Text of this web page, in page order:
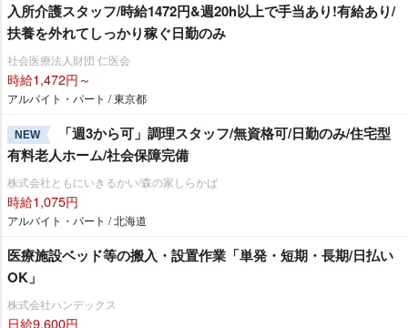
入所介護スタッフ/時給1472円&週20h以上で手当あり!有給あり/
扶養を外れてしっかり稼ぐ日勤のみ
社会医療法人財団 仁医会
時給1,472円～
アルバイト・パート / 東京都
NEW
「週3から可」調理スタッフ/無資格可/日勤のみ/住宅型
有料老人ホーム/社会保障完備
株式会社ともにいきるかい/森の家しらかば
時給1,075円
アルバイト・パート / 北海道
医療施設ベッド等の搬入・設置作業「単発・短期・長期/日払い
OK」
株式会社ハンデックス
日給9,600円